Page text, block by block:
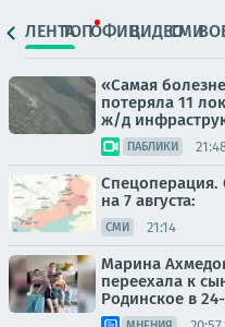
ЛЕНТАТОПОФИЦ.ВИДЕОСМИ
«Самая
потеряла 11
ж/д
ПАБЛИКИ
Спецоперация.
на 7 августа:
СМИ 21:14
Марина
переехала к
Родинское в